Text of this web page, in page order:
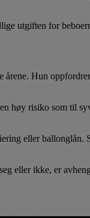
utgiften for
Hun
høy risiko som til
eller
eller ikke, er